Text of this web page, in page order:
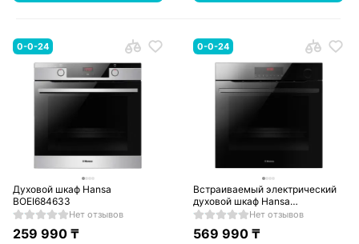
0-0-24
Духовой шкаф Hansa
BOEI684633
Нет отзывов
259 990₸
0-0-24
Встраиваемый электрический
духовой шкаф Hansa
BOEB698699Нет отзывов
569 990 ₸